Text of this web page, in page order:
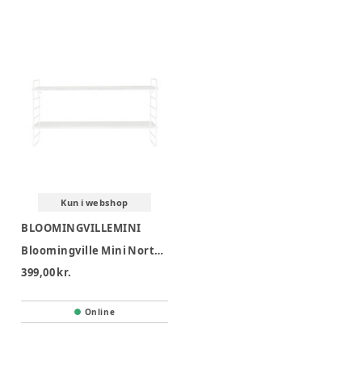
Kun i webshop
BLOOMINGVILLEMINI
Bloomingville Mini North Hylde - Hvid
399,00 kr.
Online